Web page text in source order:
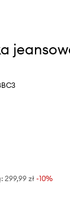
299,99 zł -10%